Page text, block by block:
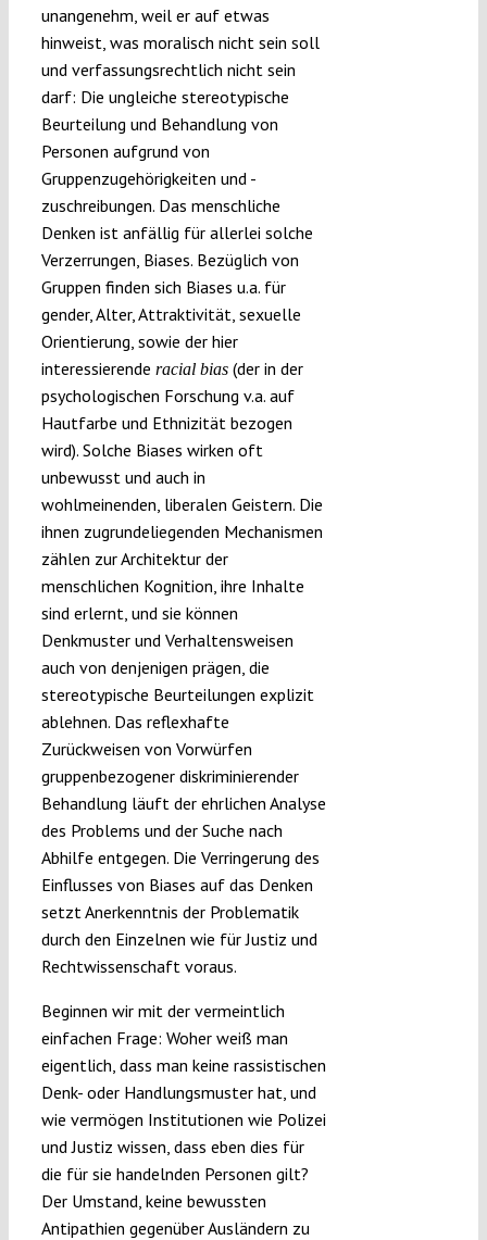
unangenehm, weil er auf etwas
hinweist, was moralisch nicht sein soll
und verfassungsrechtlich nicht sein
darf: Die ungleiche stereotypische
Beurteilung und Behandlung von
Personen aufgrund von
Gruppenzugehörigkeiten und -
zuschreibungen. Das menschliche
Denken ist anfällig für allerlei solche
Verzerrungen, Biases. Bezüglich von
Gruppen finden sich Biases u.a. für
gender, Alter, Attraktivität, sexuelle
Orientierung, sowie der hier
interessierende racial bias (der in der
psychologischen Forschung v.a. auf
Hautfarbe und Ethnizität bezogen
wird). Solche Biases wirken oft
unbewusst und auch in
wohlmeinenden, liberalen Geistern. Die
ihnen zugrundeliegenden Mechanismen
zählen zur Architektur der
menschlichen Kognition, ihre Inhalte
sind erlernt, und sie können
Denkmuster und Verhaltensweisen
auch von denjenigen prägen, die
stereotypische Beurteilungen explizit
ablehnen. Das reflexhafte
Zurückweisen von Vorwürfen
gruppenbezogener diskriminierender
Behandlung läuft der ehrlichen Analyse
des Problems und der Suche nach
Abhilfe entgegen. Die Verringerung des
Einflusses von Biases auf das Denken
setzt Anerkenntnis der Problematik
durch den Einzelnen wie für Justiz und
Rechtwissenschaft voraus.
Beginnen wir mit der vermeintlich
einfachen Frage: Woher weiß man
eigentlich, dass man keine rassistischen
Denk- oder Handlungsmuster hat, und
wie vermögen Institutionen wie Polizei
und Justiz wissen, dass eben dies für
die für sie handelnden Personen gilt?
Der Umstand, keine bewussten
Antipathien gegenüber Ausländern zu